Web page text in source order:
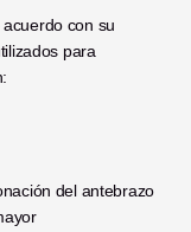
con su
para
del antebrazo